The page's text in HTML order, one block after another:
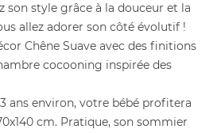
son style grâce à la douceur et la
allez adorer son côté évolutif !
Chêne Suave avec des finitions
cocooning inspirée des
ans environ, votre bébé profitera
cm. Pratique, son sommier